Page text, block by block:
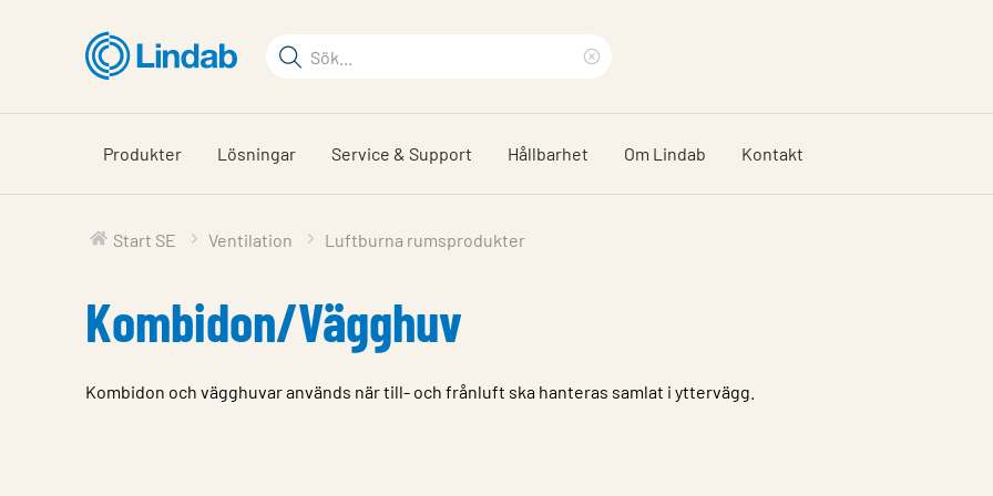
huvudinnehållet
Sökord
på
sajten
sökfras
Produkter Lösningar Service & Support Hållbarhet Om Lindab Kontakt
Start SE Ventilation Luftburna rumsprodukter
Kombidon/Vägghuv
Kombidon och vägghuvar används när till‑ och frånluft ska hanteras samlat i yttervägg.